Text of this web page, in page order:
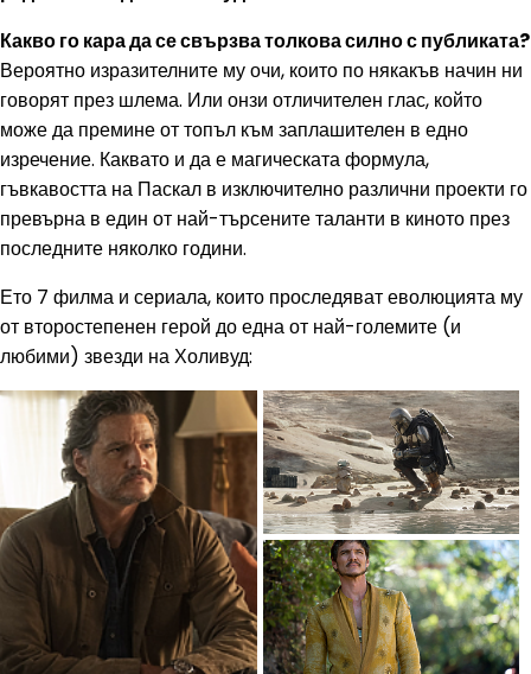
Какво го кара да се свързва толкова силно с публиката?
Вероятно изразителните му очи, които по някакъв начин ни
говорят през шлема. Или онзи отличителен глас, който
може да премине от топъл към заплашителен в едно
изречение. Каквато и да е магическата формула,
гъвкавостта на Паскал в изключително различни проекти го
превърна в един от най-търсените таланти в киното през
последните няколко години.
Ето 7 филма и сериала, които проследяват еволюцията му
от второстепенен герой до една от най-големите (и
любими) звезди на Холивуд: